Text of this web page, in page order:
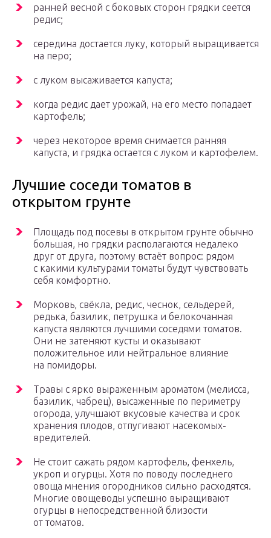
ранней весной с боковых сторон грядки сеется
редис;
середина достается луку, который выращивается
на перо;
с луком высаживается капуста;
когда редис дает урожай, на его место попадает
картофель;
через некоторое время снимается ранняя
капуста, и грядка остается с луком и картофелем.
Лучшие соседи томатов в
открытом грунте
Площадь под посевы в открытом грунте обычно
большая, но грядки располагаются недалеко
друг от друга, поэтому встаёт вопрос: рядом
с какими культурами томаты будут чувствовать
себя комфортно.
Морковь, свёкла, редис, чеснок, сельдерей,
редька, базилик, петрушка и белокочанная
капуста являются лучшими соседями томатов.
Они не затеняют кусты и оказывают
положительное или нейтральное влияние
на помидоры.
Травы с ярко выраженным ароматом (мелисса,
базилик, чабрец), высаженные по периметру
огорода, улучшают вкусовые качества и срок
хранения плодов, отпугивают насекомых-
вредителей.
Не стоит сажать рядом картофель, фенхель,
укроп и огурцы. Хотя по поводу последнего
овоща мнения огородников сильно расходятся.
Многие овощеводы успешно выращивают
огурцы в непосредственной близости
от томатов.